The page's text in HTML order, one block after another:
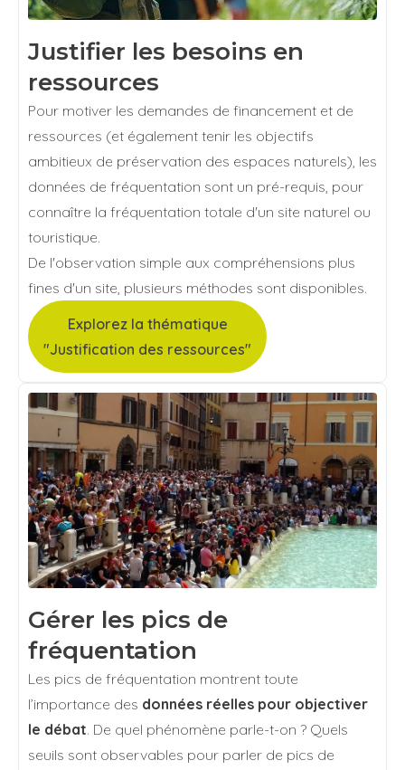
Justifier les besoins en
ressources
Pour motiver les demandes de financement et de
ressources (et également tenir les objectifs
ambitieux de préservation des espaces naturels), les
données de fréquentation sont un pré-requis, pour
connaître la fréquentation totale d'un site naturel ou
touristique.
De l'observation simple aux compréhensions plus
fines d'un site, plusieurs méthodes sont disponibles.
Explorez la thématique
"Justification des ressources"
Gérer les pics de
fréquentation
Les pics de fréquentation montrent toute
l’importance des données réelles pour objectiver
le débat. De quel phénomène parle-t-on ? Quels
seuils sont observables pour parler de pics de